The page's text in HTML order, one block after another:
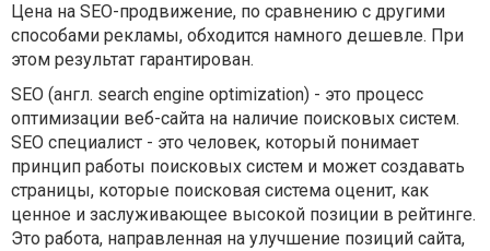
Цена на SEO-продвижение, по сравнению с другими
способами рекламы, обходится намного дешевле. При
этом результат гарантирован.
SEO (англ. search engine optimization) - это процесс
оптимизации веб-сайта на наличие поисковых систем.
SEO специалист - это человек, который понимает
принцип работы поисковых систем и может создавать
страницы, которые поисковая система оценит, как
ценное и заслуживающее высокой позиции в рейтинге.
Это работа, направленная на улучшение позиций сайта,